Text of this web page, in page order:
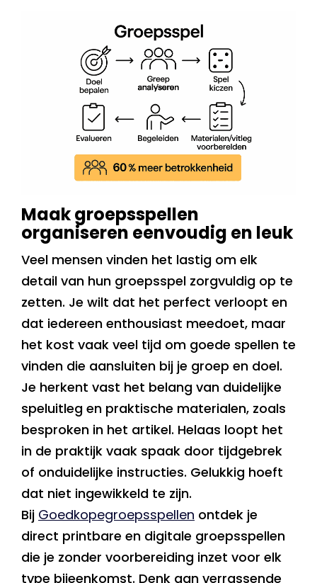
Maak groepsspellen
organiseren eenvoudig en leuk
Veel mensen vinden het lastig om elk
detail van hun groepsspel zorgvuldig op te
zetten. Je wilt dat het perfect verloopt en
dat iedereen enthousiast meedoet, maar
het kost vaak veel tijd om goede spellen te
vinden die aansluiten bij je groep en doel.
Je herkent vast het belang van duidelijke
speluitleg en praktische materialen, zoals
besproken in het artikel. Helaas loopt het
in de praktijk vaak spaak door tijdgebrek
of onduidelijke instructies. Gelukkig hoeft
dat niet ingewikkeld te zijn.
Bij Goedkopegroepsspellen ontdek je
direct printbare en digitale groepsspellen
die je zonder voorbereiding inzet voor elk
type bijeenkomst. Denk aan verrassende